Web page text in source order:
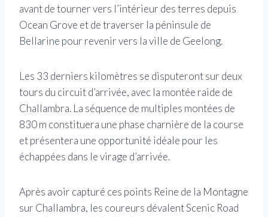
avant de tourner vers l’intérieur des terres depuis
Ocean Grove et de traverser la péninsule de
Bellarine pour revenir vers la ville de Geelong.
Les 33 derniers kilomètres se disputeront sur deux
tours du circuit d’arrivée, avec la montée raide de
Challambra. La séquence de multiples montées de
830 m constituera une phase charnière de la course
et présentera une opportunité idéale pour les
échappées dans le virage d’arrivée.
Après avoir capturé ces points Reine de la Montagne
sur Challambra, les coureurs dévalent Scenic Road